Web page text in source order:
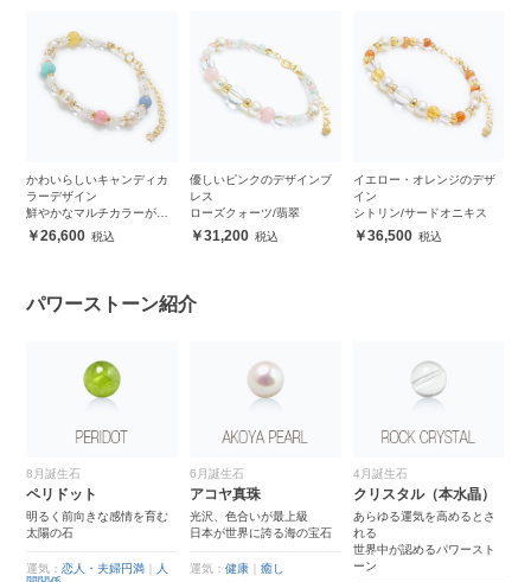
かわいらしいキャンディカ
ラーデザイン
鮮やかなマルチカラーが楽
しめる
26,600
優しいピンクのデザインブ
レス
ローズクォーツ/翡翠
31,200
イエロー・オレンジのデザ
イン
シトリン/サードオニキス
36,500
パワーストーン紹介
育む
人
6月誕生石
アコヤ真珠
光沢、色合いが最上級
日本が世界に誇る海の宝石
運気： 健康｜癒し
4月誕生石
クリスタル（本水晶）
あらゆる運気を高めるとさ
れる
世界中が認めるパワースト
ーン
クラック水晶
水晶にクラックを施すこと
で